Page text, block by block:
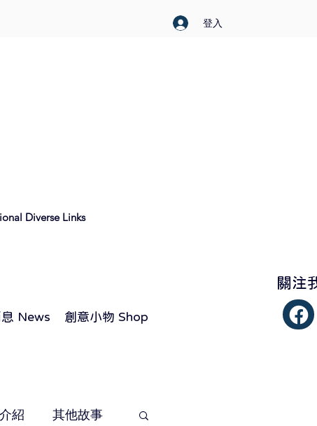
登入
關注
News 創意小物 Shop
Diverse Links
紹 其他故事